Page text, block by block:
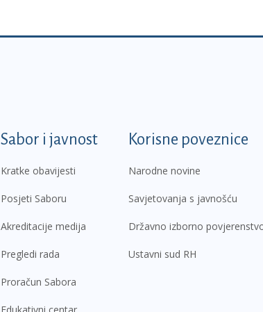
Sabor i javnost
Kratke obavijesti
Posjeti Saboru
Akreditacije medija
Pregledi rada
Proračun Sabora
Korisne poveznice
Narodne novine
Savjetovanja s javnošću
Državno izborno
Ustavni sud RH